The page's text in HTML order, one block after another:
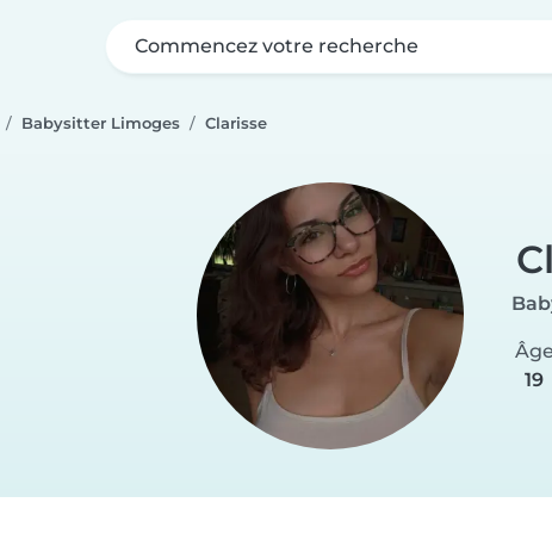
Commencez votre recherche
Babysitter Limoges Clarisse
Âge
19